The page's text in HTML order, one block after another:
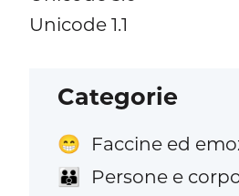
Unicode 1.1
Categorie
😁 Faccine ed
👪 Persone e